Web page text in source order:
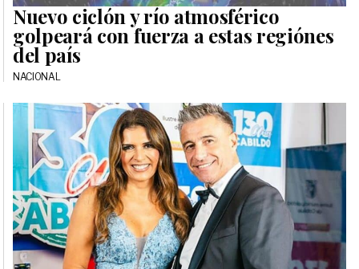
Nuevo ciclón y río atmosférico
golpeará con fuerza a estas regiónes
del país
NACIONAL